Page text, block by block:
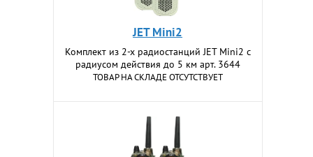
JET Mini2
Комплект из 2-х радиостанций JET Mini2 с
радиусом действия до 5 км арт. 3644
ТОВАР НА СКЛАДЕ ОТСУТСТВУЕТ